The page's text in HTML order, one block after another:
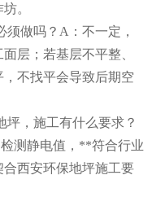
。
须做吗？A：不一定，
层；若基层不平整、
不找平会导致后期空
坪，施工有什么要求？
测静电值，**符合行业
西安环保地坪施工要